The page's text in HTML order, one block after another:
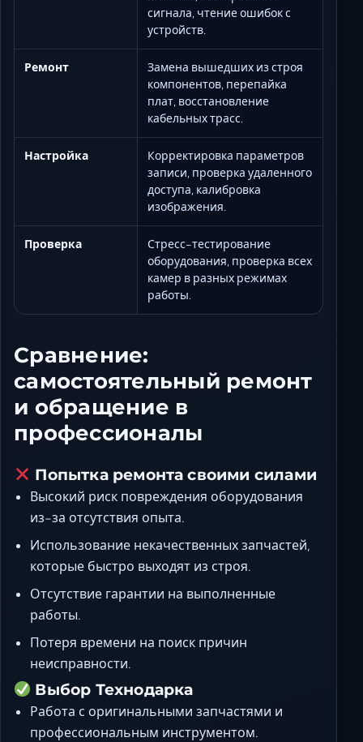
сигнала, чтение ошибок с
устройств.
Ремонт
Замена вышедших из строя
компонентов, перепайка
плат, восстановление
кабельных трасс.
Настройка
Корректировка параметров
записи, проверка удаленного
доступа, калибровка
изображения.
Проверка
Стресс-тестирование
оборудования, проверка всех
камер в разных режимах
работы.
Сравнение:
самостоятельный ремонт
и обращение в
профессионалы
Попытка ремонта своими силами
Высокий риск повреждения оборудования
из-за отсутствия опыта.
Использование некачественных запчастей,
которые быстро выходят из строя.
Отсутствие гарантии на выполненные
работы.
Потеря времени на поиск причин
неисправности.
Выбор Технодарка
Работа с оригинальными запчастями и
профессиональным инструментом.